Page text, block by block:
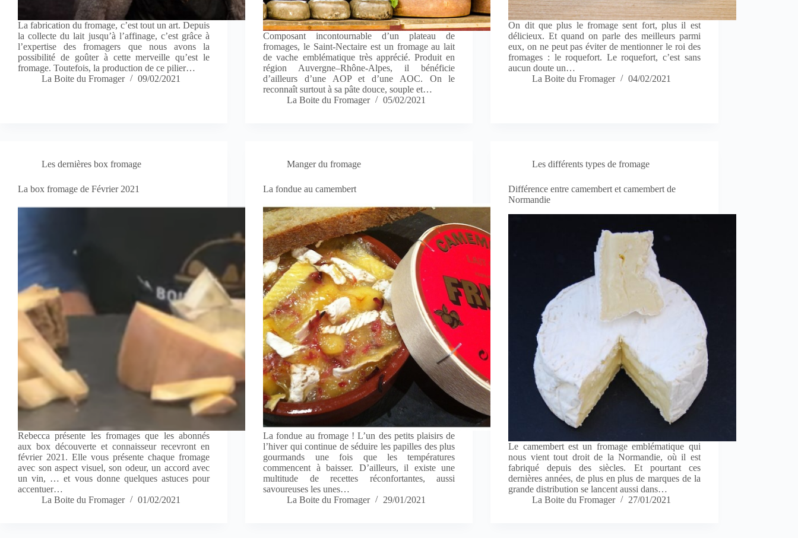
La fabrication du fromage, c’est tout un art. Depuis
la collecte du lait jusqu’à l’affinage, c’est grâce à
l’expertise des fromagers que nous avons la
possibilité de goûter à cette merveille qu’est le
fromage. Toutefois, la production de ce pilier…
La Boite du Fromager
09/02/2021
Composant incontournable d’un plateau de
fromages, le Saint-Nectaire est un fromage au lait
de vache emblématique très apprécié. Produit en
région Auvergne–Rhône-Alpes, il bénéficie
d’ailleurs d’une AOP et d’une AOC. On le
reconnaît surtout à sa pâte douce, souple et…
La Boite du Fromager
05/02/2021
On dit que plus le fromage sent fort, plus il est
délicieux. Et quand on parle des meilleurs parmi
eux, on ne peut pas éviter de mentionner le roi des
fromages : le roquefort. Le roquefort, c’est sans
aucun doute un…
La Boite du Fromager
04/02/2021
Les dernières box fromage
La box fromage de Février 2021
Rebecca présente les fromages que les abonnés
aux box découverte et connaisseur recevront en
février 2021. Elle vous présente chaque fromage
avec son aspect visuel, son odeur, un accord avec
un vin, … et vous donne quelques astuces pour
accentuer…
La Boite du Fromager
01/02/2021
Manger du fromage
La fondue au camembert
La fondue au fromage ! L’un des petits plaisirs de
l’hiver qui continue de séduire les papilles des plus
gourmands une fois que les températures
commencent à baisser. D’ailleurs, il existe une
multitude de recettes réconfortantes, aussi
savoureuses les unes…
La Boite du Fromager
29/01/2021
Les différents types de fromage
Différence entre camembert et camembert de
Normandie
Le camembert est un fromage emblématique qui
nous vient tout droit de la Normandie, où il est
fabriqué depuis des siècles. Et pourtant ces
dernières années, de plus en plus de marques de la
grande distribution se lancent aussi dans…
La Boite du Fromager
27/01/2021